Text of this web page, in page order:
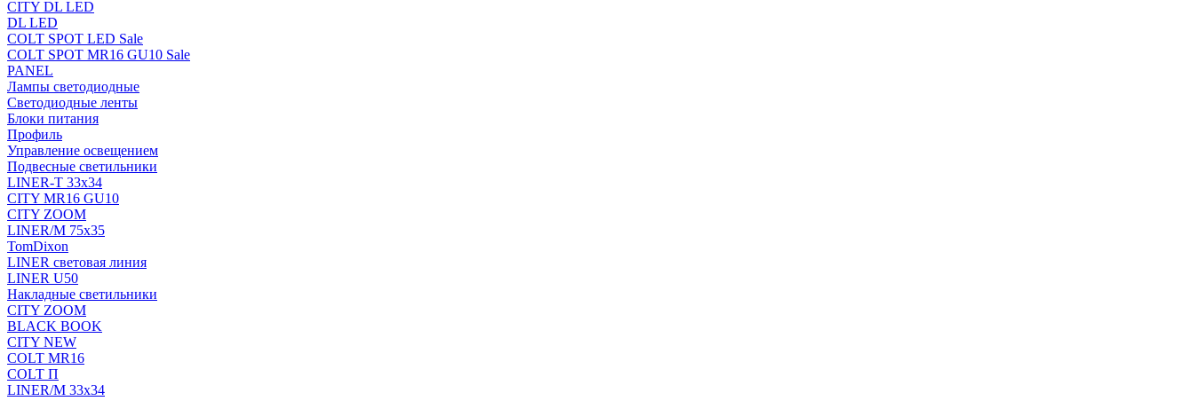
CITY DL LED
DL LED
COLT SPOT LED Sale
COLT SPOT MR16 GU10 Sale
PANEL
Лампы светодиодные
Светодиодные ленты
Блоки питания
Профиль
Управление освещением
Подвесные светильники
LINER-T 33x34
CITY MR16 GU10
CITY ZOOM
LINER/M 75х35
TomDixon
LINER световая линия
LINER U50
Накладные светильники
CITY ZOOM
BLACK BOOK
CITY NEW
COLT MR16
COLT П
LINER/М 33х34